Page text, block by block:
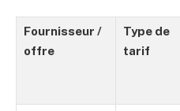
Fournisseur /
offre
Type de
tarif